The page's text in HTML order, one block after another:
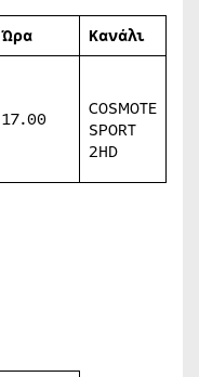
Ώρα Κανάλι
17.00
COSMOTE
SPORT
2HD